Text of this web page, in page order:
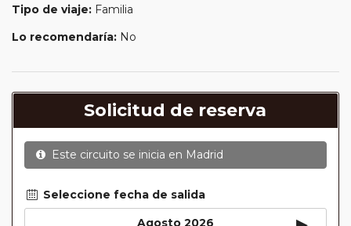
Circuitos con Avión incluido:
reserva y emitido el billete, un error posterior en el nombre
o un nombre incompleto, puede provocar la invalidez del
billete. No nos responsabilizaremos de los gastos
generados de cancelación y nueva emisión. Hacer una
reserva nueva puede implicar la posibilidad de no conseguir
plazas en los mismos vuelos previstos. Las compañías
Tipo de viaje: Familia
Lo recomendaría: No
Solicitud de reserva
Este circuito se inicia en Madrid
Seleccione fecha de salida
Agosto 2026